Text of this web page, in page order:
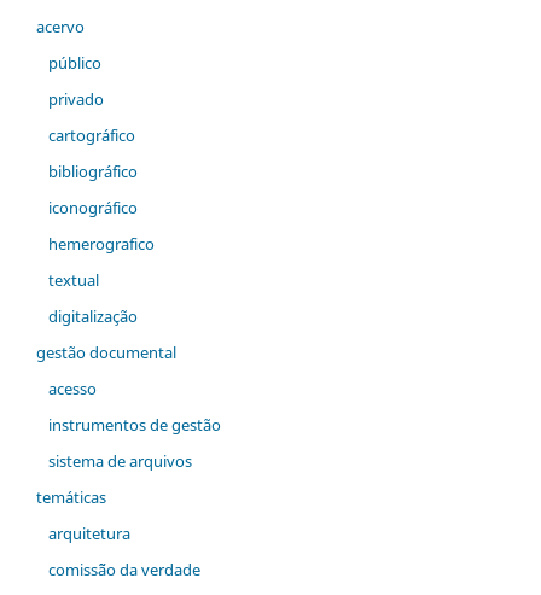
acervo
público
privado
cartográfico
bibliográfico
iconográfico
hemerografico
textual
digitalização
gestão documental
acesso
instrumentos de gestão
sistema de arquivos
temáticas
arquitetura
comiss˜ão da verdade